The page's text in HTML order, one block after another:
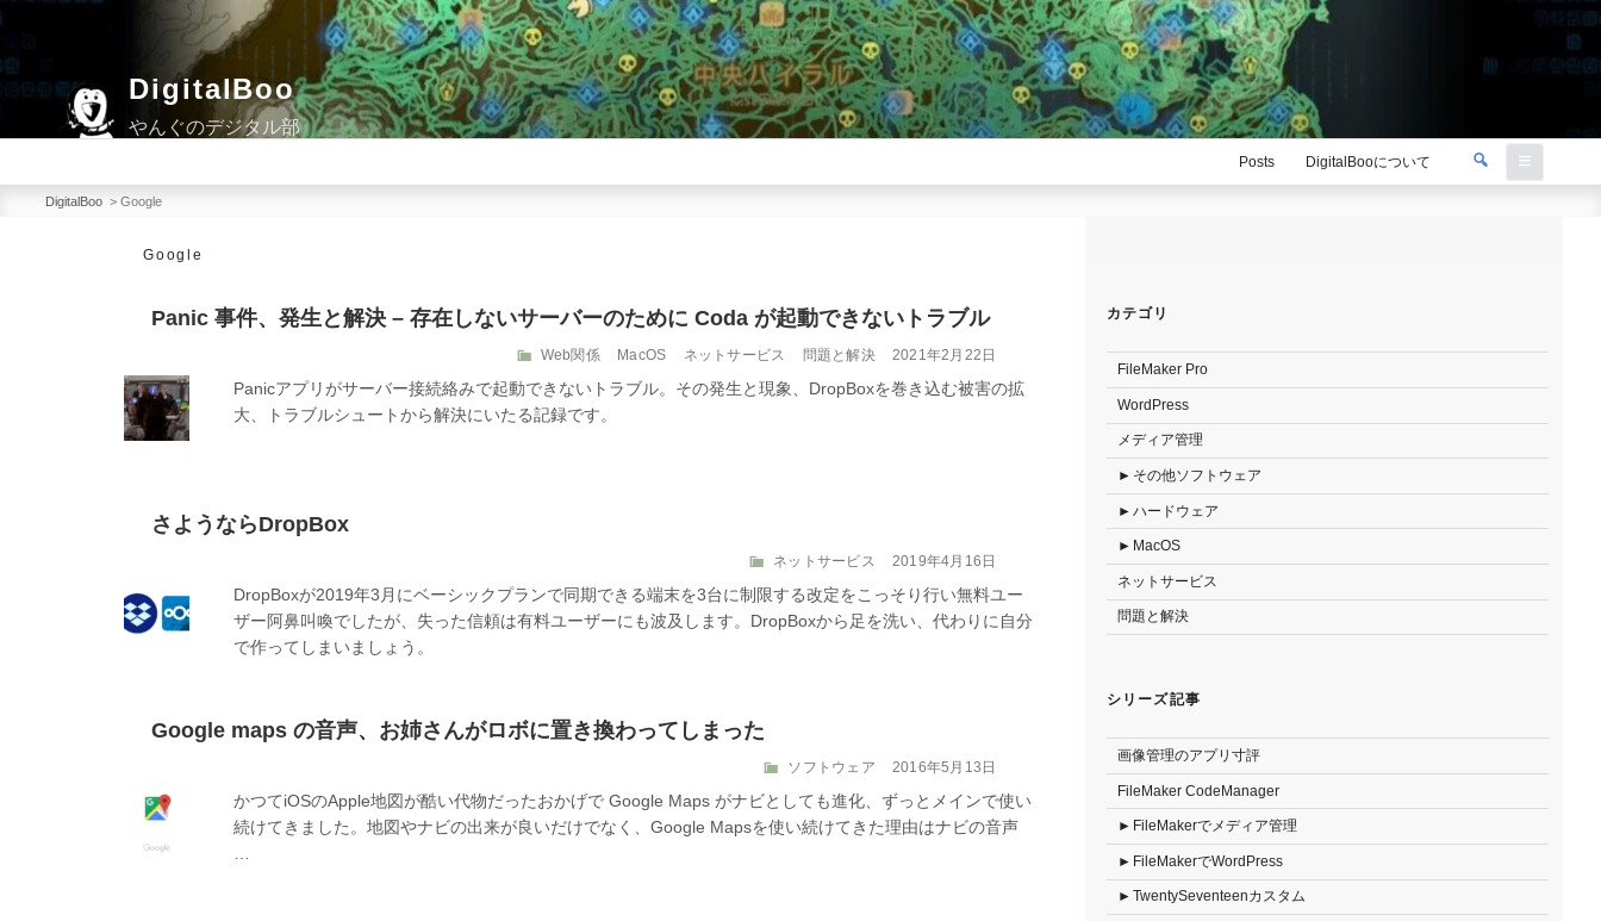
コ
テ
ツ
DigitalBoo
やんぐのデジタル部
Posts
DigitalBooについて
検
検
索
DigitalBoo > Google
Google
Panic 事件、発生と解決 – 存在しないサーバーのために Coda が起動できないトラブル
カ
ゴ
リ
Web関係 MacOS ネットサービス 問題と解決
投
日:
2021年2月22日
Panicアプリがサーバー接続絡みで起動できないトラブル。その発生と現象、DropBoxを巻き込む被害の拡
大、トラブルシュートから解決にいたる記録です。
さようならDropBox
カ
ゴ
リ
ネットサービス
投
日:
2019年4月16日
DropBoxが2019年3月にベーシックプランで同期できる端末を3台に制限する改定をこっそり行い無料ユー
ザー阿鼻叫喚でしたが、失った信頼は有料ユーザーにも波及します。DropBoxから足を洗い、代わりに自分
で作ってしまいましょう。
Google maps の音声、お姉さんがロボに置き換わってしまった
カ
ゴ
リ
ソフトウェア
投
日:
2016年5月13日
かつてiOSのApple地図が酷い代物だったおかげで Google Maps がナビとしても進化、ずっとメインで使い
続けてきました。地図やナビの出来が良いだけでなく、Google Mapsを使い続けてきた理由はナビの音声
カテゴリ
FileMaker Pro
WordPress
メディア管理
その他ソフトウェア
ハードウェア
MacOS
ネットサービス
問題と解決
シリーズ記事
画像管理のアプリ寸評
FileMaker CodeManager
FileMakerでメディア管理
FileMakerでWordPress
TwentySeventeenカスタム